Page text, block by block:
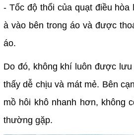
- Tốc độ thổi của quạt điều
à vào bên trong áo và được
áo.
Do đó, không khí luôn được
thấy dễ chịu và mát mẻ. Bên
mồ hôi khô nhanh hơn, không
thường gặp.